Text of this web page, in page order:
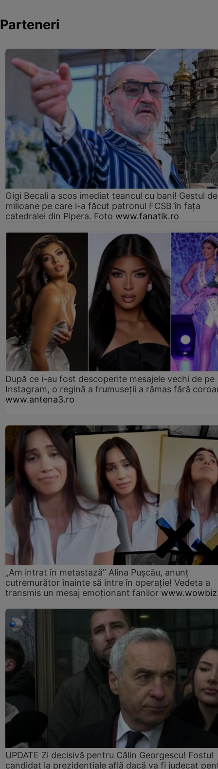
Parteneri
Gigi Becali a scos imediat teancul cu bani! Gestul de
milioane pe care l-a făcut patronul FCSB în fața
catedralei din Pipera. Foto www.fanatik.ro
După ce i-au fost descoperite mesajele vechi de pe
Instagram, o regină a frumuseții a rămas fără
www.antena3.ro
„Am intrat în metastază” Alina Pușcău, anunț
cutremurător înainte să intre în operație! Vedeta a
transmis un mesaj emoționant fanilor
UPDATE Zi decisivă pentru Călin Georgescu! Fostul
candidat la prezidențiale află dacă va fi judecat